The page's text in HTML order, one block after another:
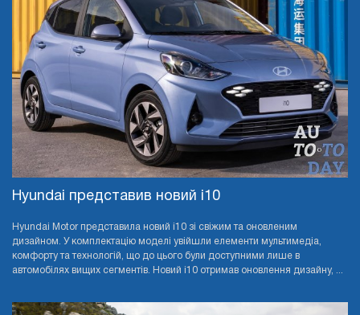
Hyundai представив новий i10
Hyundai Motor представила новий i10 зі свіжим та оновленим
дизайном. У комплектацію моделі увійшли елементи мультимедіа,
комфорту та технологій, що до цього були доступними лише в
автомобілях вищих сегментів. Новий i10 отримав оновлення дизайну, ...